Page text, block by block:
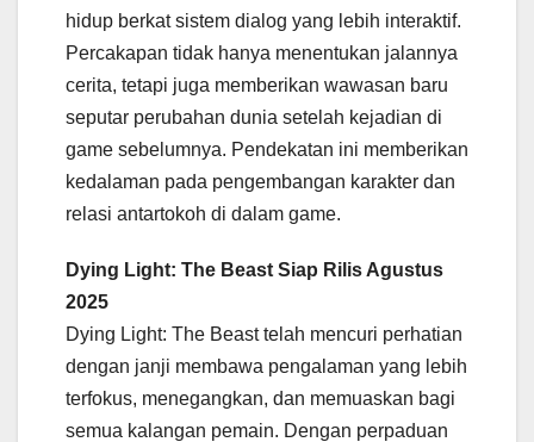
hidup berkat sistem dialog yang lebih interaktif.
Percakapan tidak hanya menentukan jalannya
cerita, tetapi juga memberikan wawasan baru
seputar perubahan dunia setelah kejadian di
game sebelumnya. Pendekatan ini memberikan
kedalaman pada pengembangan karakter dan
relasi antartokoh di dalam game.
Dying Light: The Beast Siap Rilis Agustus
2025
Dying Light: The Beast telah mencuri perhatian
dengan janji membawa pengalaman yang lebih
terfokus, menegangkan, dan memuaskan bagi
semua kalangan pemain. Dengan perpaduan